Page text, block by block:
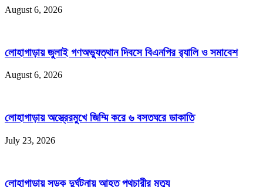
August 6, 2026
লোহাগাড়ায় জুলাই গণঅভ্যুত্থান দিবসে বিএনপির র‌্যালি ও সমাবেশ
August 6, 2026
লোহাগাড়ায় অস্ত্রেরমুখে জিম্মি করে ৬ বসতঘরে ডাকাতি
July 23, 2026
লোহাগাড়ায় সড়ক দুর্ঘটনায় আহত পথচারীর মৃত্যু